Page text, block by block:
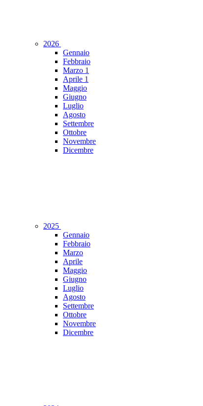
2026
Gennaio
Febbraio
Marzo 1
Aprile 1
Maggio
Giugno
Luglio
Agosto
Settembre
Ottobre
Novembre
Dicembre
2025
Gennaio
Febbraio
Marzo
Aprile
Maggio
Giugno
Luglio
Agosto
Settembre
Ottobre
Novembre
Dicembre